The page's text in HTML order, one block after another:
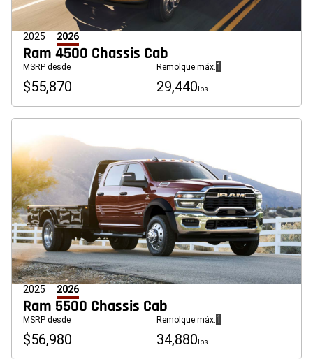
2025 2026
Ram 4500 Chassis Cab
MSRP desde
$55,870
Remolque máx. (
Divulgación
1
29,440 lbs
2025 2026
Ram 5500 Chassis Cab
MSRP desde
$56,980
Remolque máx.(
Divulgación
1
34,880 lbs